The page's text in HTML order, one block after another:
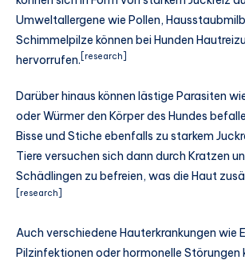
Umweltallergene wie Pollen,
Schimmelpilze können bei Hunden
hervorrufen. [research]
Darüber hinaus können lästige Parasiten
oder Würmer den Körper des Hundes
Bisse und Stiche ebenfalls zu starkem
Tiere versuchen sich dann durch Kratzen
Schädlingen zu befreien, was die Haut
[research]
Auch verschiedene Hauterkrankungen wie
Pilzinfektionen oder hormonelle Störungen